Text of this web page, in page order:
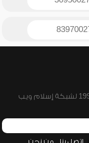
اتصل بنا من نحن